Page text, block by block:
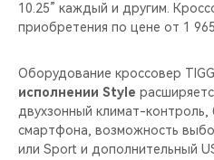
10.25” каждый и другим.
приобретения по цене от 1
Оборудование кроссовер
исполнении Style
двухзонный климат-
смартфона, возможность
или Sport и дополнительный